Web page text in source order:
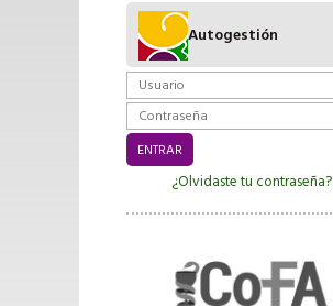
Autogestión
¿Olvidaste tu contraseña?